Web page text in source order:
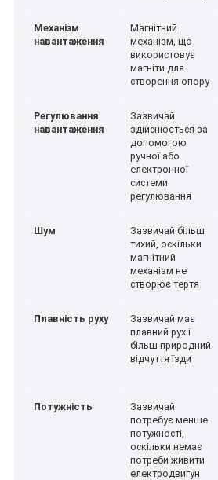
Механізм
навантаження
Магнітний
механізм, що
використовує
магніти для
створення опору
Регулювання
навантаження
Зазвичай
здійснюється за
допомогою
ручної або
електронної
системи
регулювання
Шум
Зазвичай більш
тихий, оскільки
магнітний
механізм не
створює тертя
Плавність руху
Зазвичай має
плавний рух і
більш природний
відчуття їзди
Потужність
Зазвичай
потребує менше
потужності,
оскільки немає
потреби живити
електродвигун